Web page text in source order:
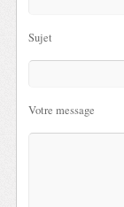
Sujet
Votre message